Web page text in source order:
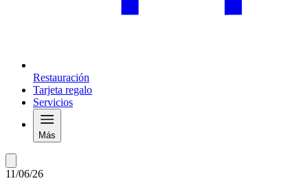
Restauración
Tarjeta regalo
Servicios
Más
11/06/26